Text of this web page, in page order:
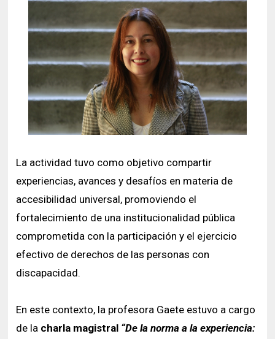
La actividad tuvo como objetivo compartir
experiencias, avances y desafíos en materia de
accesibilidad universal, promoviendo el
fortalecimiento de una institucionalidad pública
comprometida con la participación y el ejercicio
efectivo de derechos de las personas con
discapacidad.
En este contexto, la profesora Gaete estuvo a cargo
de la charla magistral “De la norma a la experiencia: